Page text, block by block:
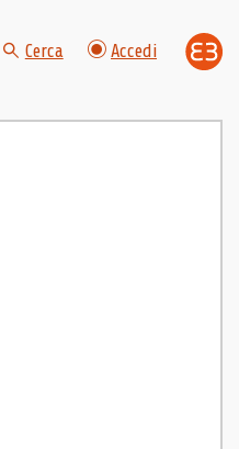
Cerca Accedi